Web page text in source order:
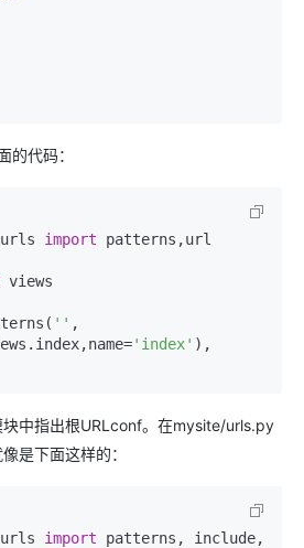
代码：
import patterns,url
views
'' ,
'index' ),
中指出根URLconf。在mysite/urls.py
是下面这样的：
import patterns, include,